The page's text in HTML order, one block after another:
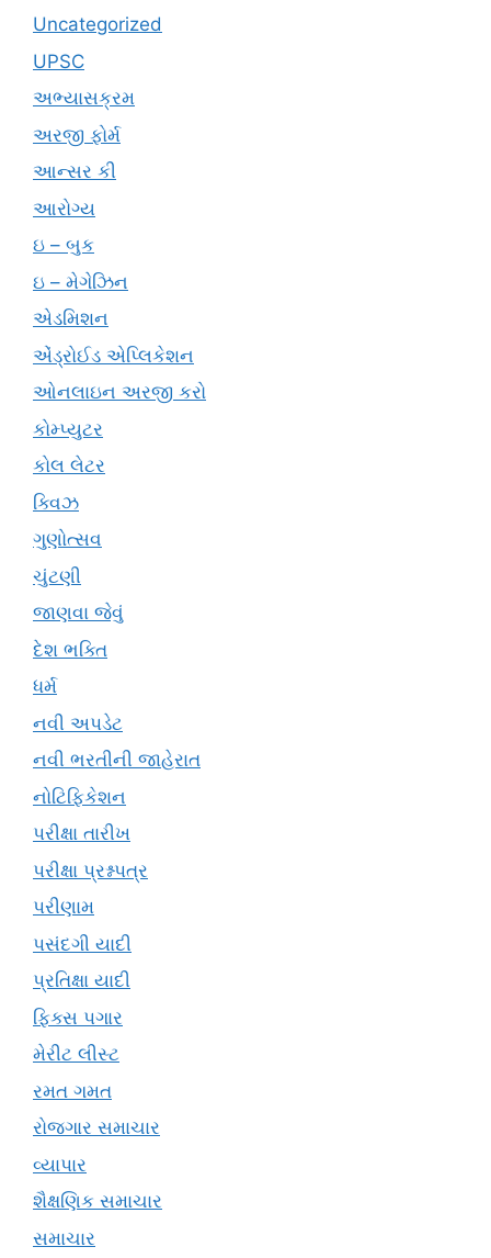
Uncategorized
UPSC
અભ્યાસક્રમ
અરજી ફોર્મ
આન્સર કી
આરોગ્ય
ઇ – બુક
ઇ – મેગેઝિન
એડમિશન
એંડ્રોઈડ એપ્લિકેશન
ઓનલાઇન અરજી કરો
કોમ્પ્યુટર
કોલ લેટર
ક્વિઝ
ગુણોત્સવ
ચુંટણી
જાણવા જેવું
દેશ ભક્તિ
ધર્મ
નવી અપડેટ
નવી ભરતીની જાહેરાત
નોટિફિકેશન
પરીક્ષા તારીખ
પરીક્ષા પ્રશ્નપત્ર
પરીણામ
પસંદગી યાદી
પ્રતિક્ષા યાદી
ફિક્સ પગાર
મેરીટ લીસ્ટ
રમત ગમત
રોજગાર સમાચાર
વ્યાપાર
શૈક્ષણિક સમાચાર
સમાચાર